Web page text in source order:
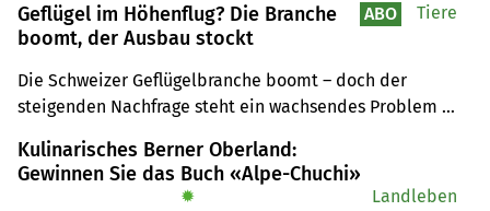
Geflügel im Höhenflug? Die Branche
boomt, der Ausbau stockt
Die Schweizer Geflügelbranche boomt – doch der
steigenden Nachfrage steht ein wachsendes Problem
Auflagen kaum noch möglich, was die Produktion
ausbremst und den Inlandanteil sinken lässt.
ABO Tiere
Kulinarisches Berner Oberland:
Gewinnen Sie das Buch «Alpe-Chuchi»
✹ Landleben